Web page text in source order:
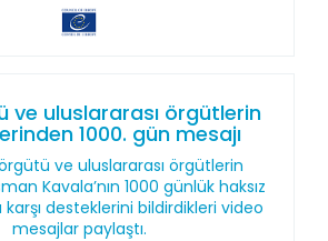
ve uluslararası örgütlerin
1000. gün mesajı
ve uluslararası örgütlerin
Kavala’nın 1000 günlük haksız
desteklerini bildirdikleri video
mesajlar paylaştı.